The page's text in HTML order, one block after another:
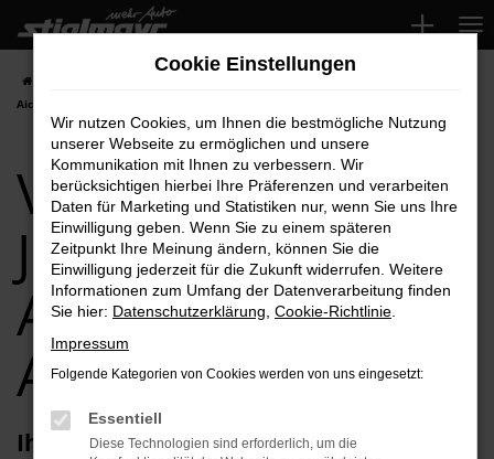
Zum
Hauptinhalt
springen
Aichach Top-Angebote
VW Polo
Jahreswagen für
Aichach Top-
Angebote
Ihren VW Polo Jahreswagen für Aichach
Cookie Einstellungen
Wir nutzen Cookies, um Ihnen die bestmögliche Nutzung
unserer Webseite zu ermöglichen und unsere
Kommunikation mit Ihnen zu verbessern. Wir
berücksichtigen hierbei Ihre Präferenzen und verarbeiten
Daten für Marketing und Statistiken nur, wenn Sie uns Ihre
Einwilligung geben. Wenn Sie zu einem späteren
Zeitpunkt Ihre Meinung ändern, können Sie die
Einwilligung jederzeit für die Zukunft widerrufen. Weitere
Informationen zum Umfang der Datenverarbeitung finden
Sie hier: Datenschutzerklärung Cookie-Richtlinie
Impressum
Folgende Kategorien von Cookies werden von uns eingesetzt:
Essentiell
Diese Technologien sind erforderlich, um die